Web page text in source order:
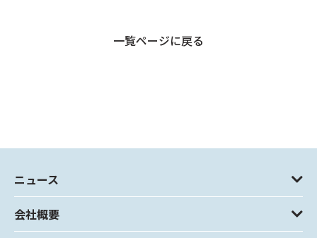
一覧ページに戻る
ニュース
会社概要